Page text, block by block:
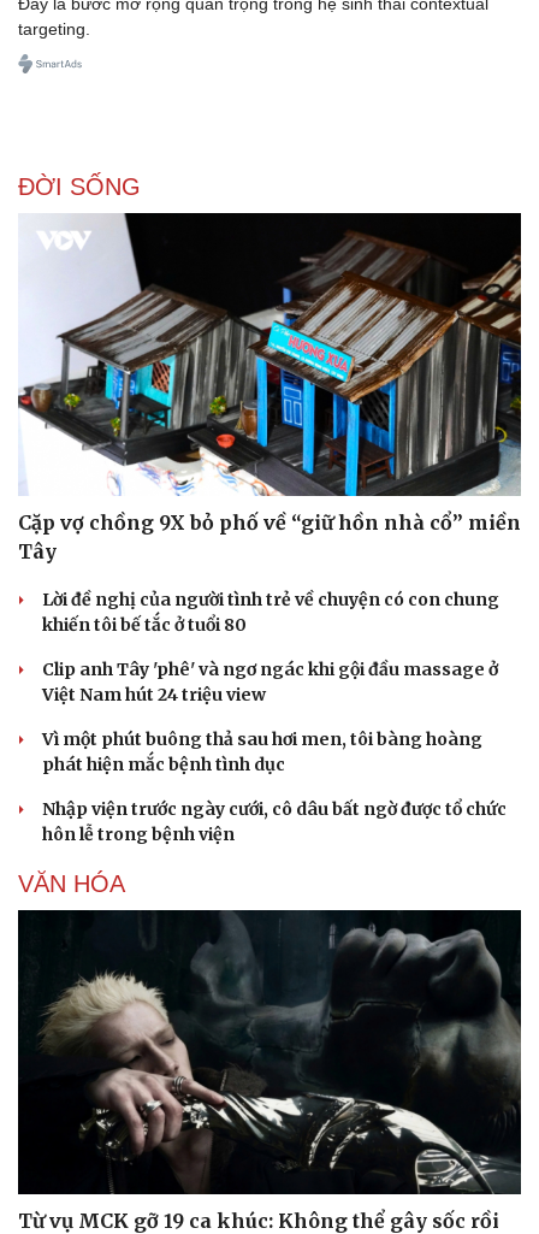
Doanh nghiệp 24h
Doanh nhân
Vì cộng đồng
targeting.
ĐỜI SỐNG
Cặp vợ chồng 9X bỏ phố về “giữ hồn nhà cổ” miền
Tây
Lời đề nghị của người tình trẻ về chuyện có con chung
khiến tôi bế tắc ở tuổi 80
Clip anh Tây 'phê' và ngơ ngác khi gội đầu massage ở
Việt Nam hút 24 triệu view
Vì một phút buông thả sau hơi men, tôi bàng hoàng
phát hiện mắc bệnh tình dục
Nhập viện trước ngày cưới, cô dâu bất ngờ được tổ chức
hôn lễ trong bệnh viện
VĂN HÓA
Từ vụ MCK gỡ 19 ca khúc: Không thể gây sốc rồi